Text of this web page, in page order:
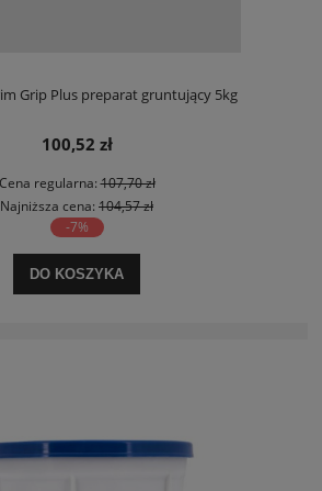
Grip Plus preparat gruntujący 5kg
100,52 zł
Cena regularna:107,70 zł
Najniższa cena: 104,57 zł
-7%
DO KOSZYKA